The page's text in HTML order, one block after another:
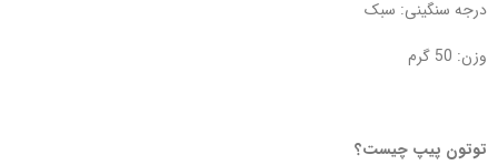
درجه سنگینی: سبک
وزن: 50 گرم
توتون پیپ چیست؟